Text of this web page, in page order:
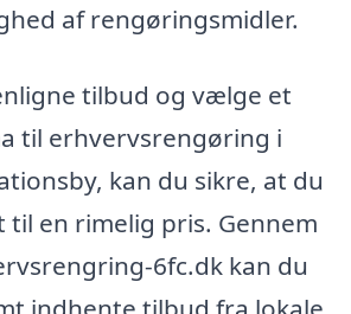
af rengøringsmidler.
tilbud og vælge et
til erhvervsrengøring i
kan du sikre, at du
en rimelig pris. Gennem
6fc.dk kan du